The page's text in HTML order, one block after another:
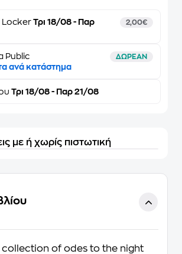
Locker Τρι 18/08 - Παρ
2,00€
Public ΔΩΡΕΑΝ
ανά κατάστημα
Τρι 18/08 - Παρ 21/08
με ή χωρίς πιστωτική
collection of odes to the night